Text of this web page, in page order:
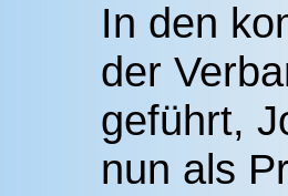
In den
der
geführt,
nun als